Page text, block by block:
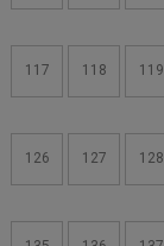
117 118 119
126 127 128